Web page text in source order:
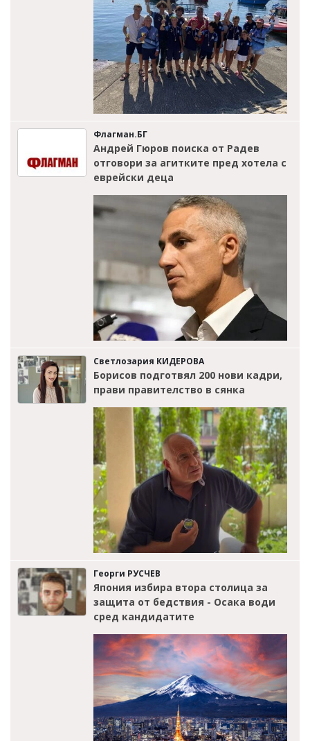
Флагман.БГ
Андрей Гюров поиска от Радев
отговори за агитките пред хотела с
еврейски деца
Светлозария КИДЕРОВА
Борисов подготвял 200 нови кадри,
прави правителство в сянка
Георги РУСЧЕВ
Япония избира втора столица за
защита от бедствия - Осака води
сред кандидатите